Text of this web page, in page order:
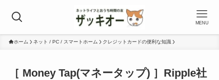
MENU
ホーム ネット / PC / スマートホーム クレジットカードの便利な知識
［ Money Tap(マネータップ) ］Ripple社